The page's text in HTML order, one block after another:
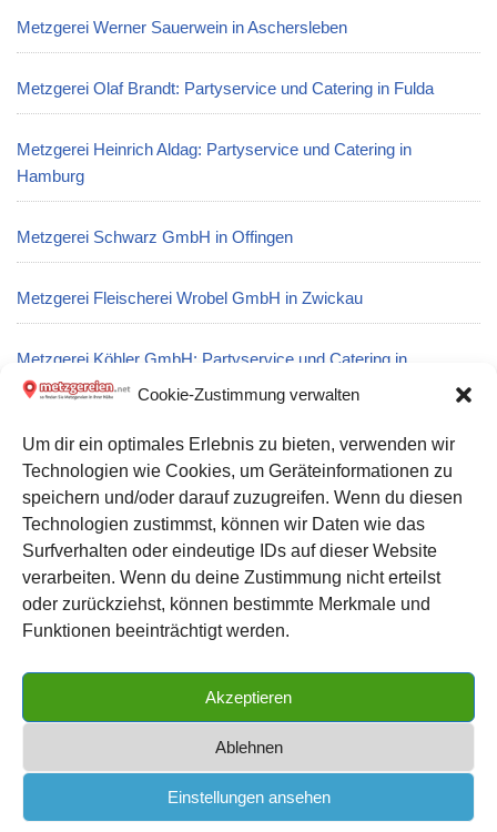
Cookie-Zustimmung verwalten
Um dir ein optimales Erlebnis zu bieten, verwenden wir
Technologien wie Cookies, um Geräteinformationen zu
speichern und/oder darauf zuzugreifen. Wenn du diesen
Technologien zustimmst, können wir Daten wie das
Surfverhalten oder eindeutige IDs auf dieser Website
verarbeiten. Wenn du deine Zustimmung nicht erteilst
oder zurückziehst, können bestimmte Merkmale und
Funktionen beeinträchtigt werden.
Akzeptieren
Ablehnen
Einstellungen ansehen
Metzgerei Werner Sauerwein in Aschersleben
Metzgerei Olaf Brandt: Partyservice und Catering in Fulda
Metzgerei Heinrich Aldag: Partyservice und Catering in
Hamburg
Metzgerei Schwarz GmbH in Offingen
Metzgerei Fleischerei Wrobel GmbH in Zwickau
Metzgerei Köhler GmbH: Partyservice und Catering in
Großenlüder
Metzgerei Pfettner: Partyservice und Catering in Nürnberg
Metzgerei Kussmaul: Partyservice und Catering in Stuttgart
Kontakt zu uns
METZGEREIEN.net